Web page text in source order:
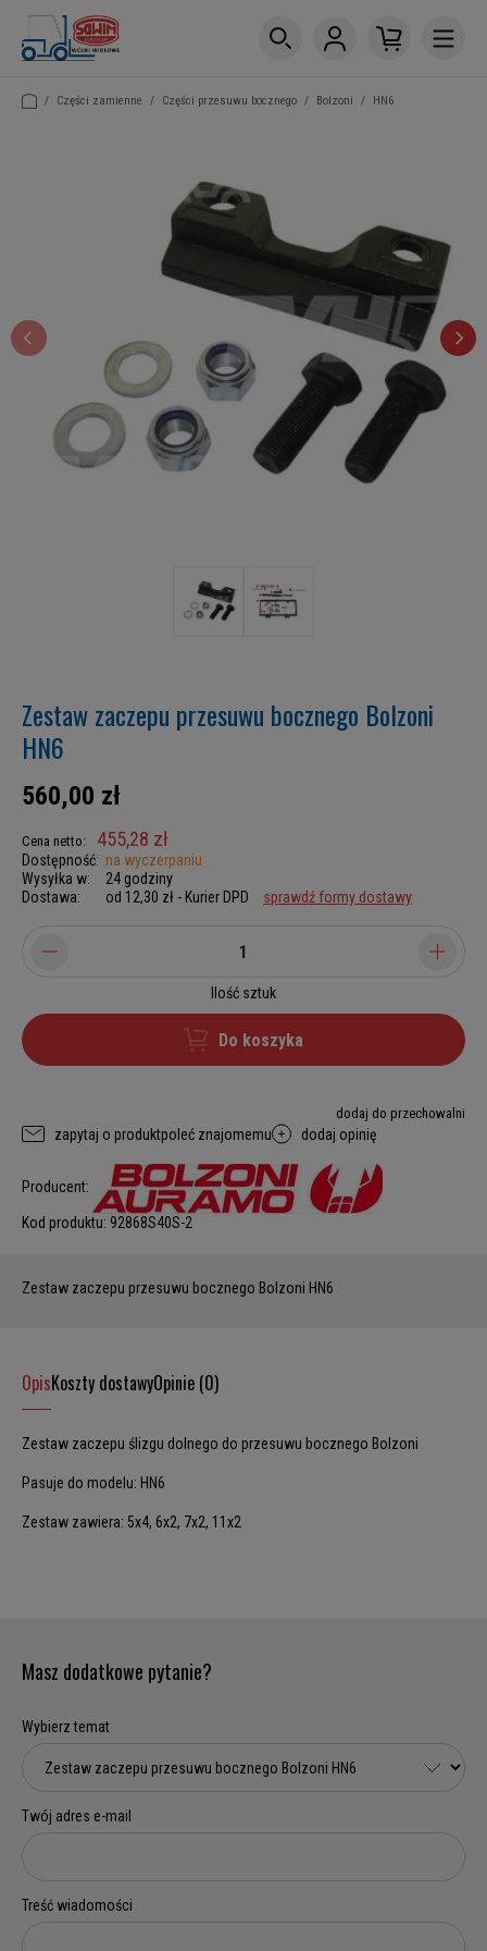
/ Części zamienne / Części przesuwu bocznego / Bolzoni / HN6
Zestaw zaczepu przesuwu bocznego Bolzoni
HN6
560,00 zł
Cena netto: 455,28 zł
Dostępność: na wyczerpaniu
Wysyłka w:
24 godziny
Dostawa:
od 12,30 zł - Kurier DPD sprawdź formy dostawy
Ilość sztuk
Do koszyka
dodaj do przechowalni
zapytaj o produktpoleć znajomemu dodaj opinię
Producent:
Kod produktu: 92868S40S-2
Zestaw zaczepu przesuwu bocznego Bolzoni HN6
OpisKoszty dostawyOpinie (0)
Zestaw zaczepu ślizgu dolnego do przesuwu bocznego Bolzoni
Pasuje do modelu: HN6
Zestaw zawiera: 5x4, 6x2, 7x2, 11x2
Masz dodatkowe pytanie?